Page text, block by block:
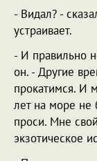
- Видал? -
устраивает.
- И правильно
он. - Другие
прокатимся. И
лет на море не
проси. Мне
экзотическое